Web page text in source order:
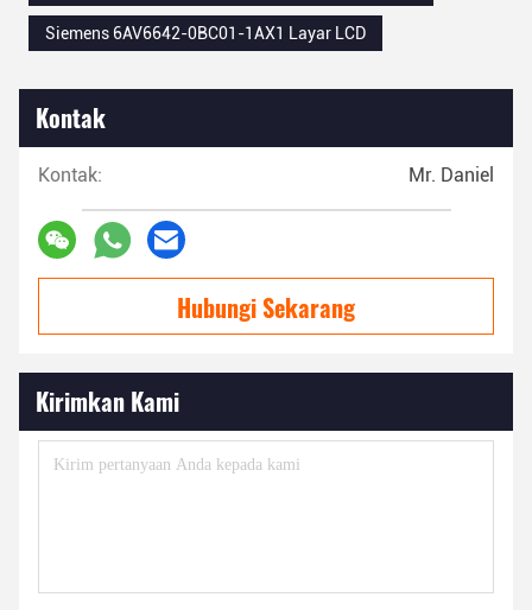
Siemens 6AV6642-0BC01-1AX1 Layar LCD
Kontak
Kontak: Mr. Daniel
Hubungi Sekarang
Kirimkan Kami